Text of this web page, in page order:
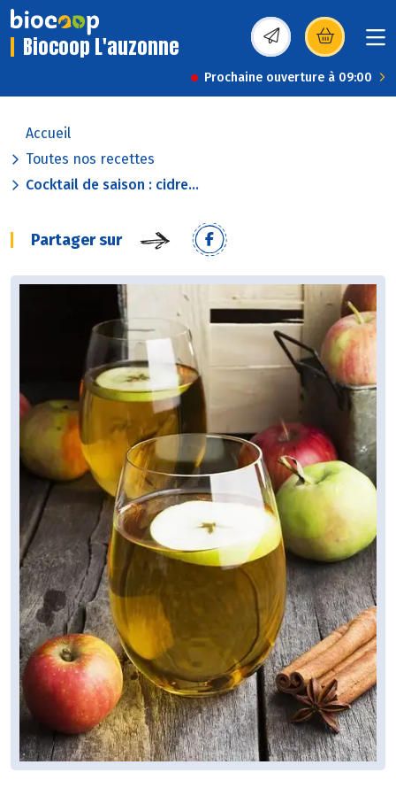
Biocoop L'auzonne (s’ouvre dans une
Prochaine ouverture à 09:00
Accueil
Toutes nos recettes
Cocktail de saison : cidre...
Partager sur